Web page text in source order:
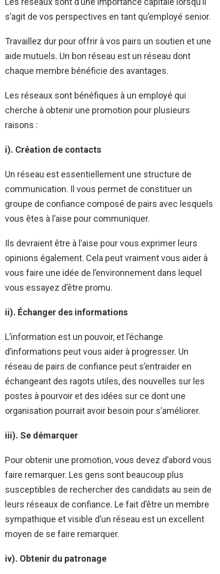
s’agit de vos perspectives en tant qu’employé senior.
Travaillez dur pour offrir à vos pairs un soutien et une
aide mutuels. Un bon réseau est un réseau dont
chaque membre bénéficie des avantages.
Les réseaux sont bénéfiques à un employé qui
cherche à obtenir une promotion pour plusieurs
raisons :
i). Création de contacts
Un réseau est essentiellement une structure de
communication. Il vous permet de constituer un
groupe de confiance composé de pairs avec lesquels
vous êtes à l’aise pour communiquer.
Ils devraient être à l’aise pour vous exprimer leurs
opinions également. Cela peut vraiment vous aider à
vous faire une idée de l’environnement dans lequel
vous essayez d’être promu.
ii). Échanger des informations
L’information est un pouvoir, et l’échange
d’informations peut vous aider à progresser. Un
réseau de pairs de confiance peut s’entraider en
échangeant des ragots utiles, des nouvelles sur les
postes à pourvoir et des idées sur ce dont une
organisation pourrait avoir besoin pour s’améliorer.
iii). Se démarquer
Pour obtenir une promotion, vous devez d’abord vous
faire remarquer. Les gens sont beaucoup plus
susceptibles de rechercher des candidats au sein de
leurs réseaux de confiance. Le fait d’être un membre
sympathique et visible d’un réseau est un excellent
moyen de se faire remarquer.
iv). Obtenir du patronage